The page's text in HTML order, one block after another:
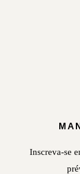
Inscreva-se